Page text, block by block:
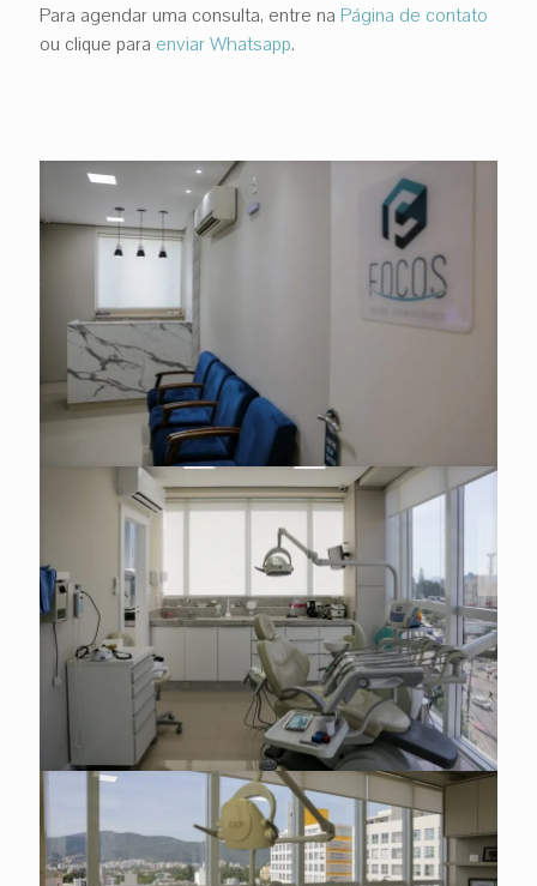
Para agendar uma consulta, entre na Página de contato
ou clique para enviar Whatsapp.